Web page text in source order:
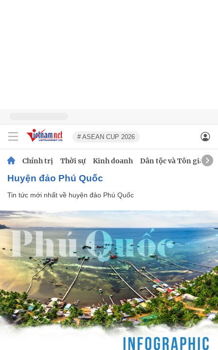
# ASEAN CUP 2026
Chính trị Thời sự Kinh doanh Dân tộc và Tôn giáo
huyện đảo Phú Quốc
Tin tức mới nhất về huyện đảo Phú Quốc